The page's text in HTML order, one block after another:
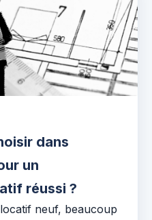
dans
un
réussi ?
neuf, beaucoup